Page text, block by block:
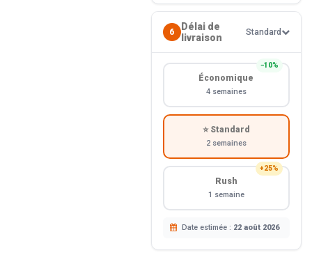
6
Délai de
livraison
Standard
−10%
Économique
4 semaines
⭐ Standard
2 semaines
+25%
Rush
1 semaine
Date estimée : 22 août 2026